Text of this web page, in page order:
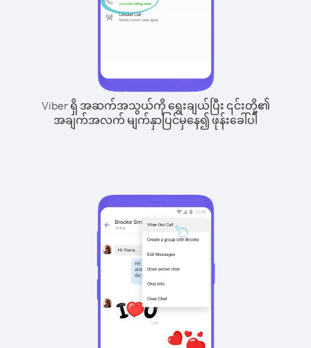
Viber ရှိ အဆက်အသွယ်ကို ရွေးချယ်ပြီး ၎င်းတို့၏
အချက်အလက် မျက်နှာပြင်မှနေ၍ ဖုန်းခေါ်ပါ